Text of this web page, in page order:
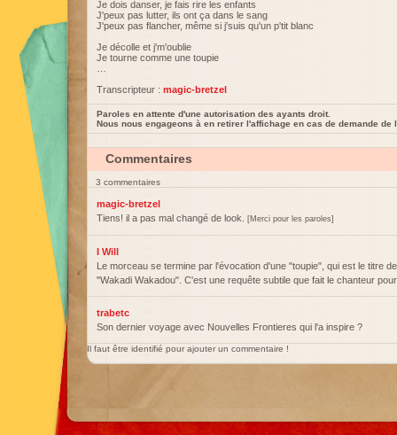
Je dois danser, je fais rire les enfants
J'peux pas lutter, ils ont ça dans le sang
J'peux pas flancher, même si j'suis qu'un p'tit blanc
Je décolle et j'm'oublie
Je tourne comme une toupie
Transcripteur : magic-bretzel
Paroles en attente d'une autorisation des ayants droit.
Nous nous engageons à en retirer l'affichage en cas de demande de
Commentaires
3 commentaires
magic-bretzel
Tiens! il a pas mal changé de look.
[Merci pour les paroles]
I Will
Le morceau se termine par l'évocation d'une "toupie", qui est le titre
"Wakadi Wakadou". C'est une requête subtile que fait le chanteur
trabetc
Son dernier voyage avec Nouvelles Frontieres qui l'a inspire ?
Il faut être identifié pour ajouter un commentaire !